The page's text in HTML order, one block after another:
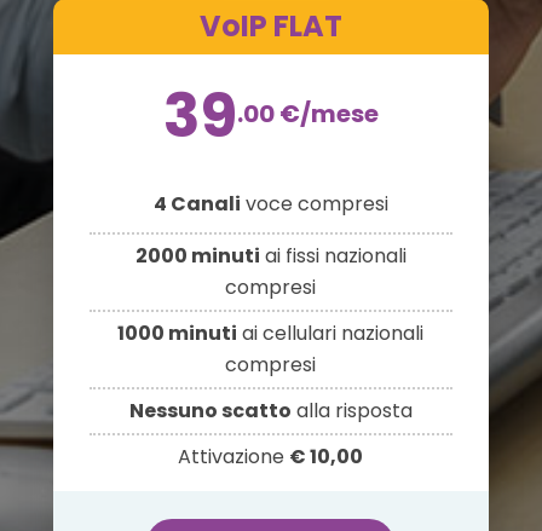
VoIP FLAT
39.00€/mese
4 Canali voce compresi
2000 minuti ai fissi nazionali
compresi
1000 minuti ai cellulari nazionali
compresi
Nessuno scatto alla risposta
Attivazione € 10,00